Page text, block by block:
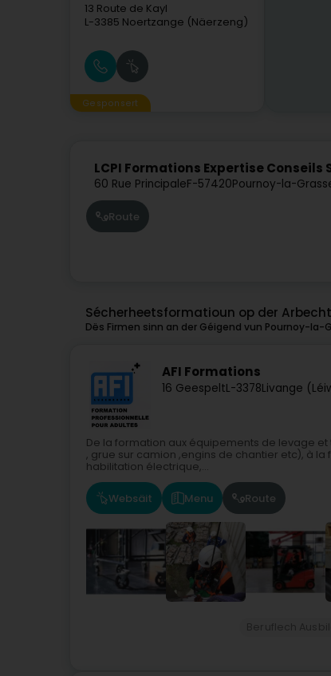
13 Route de Kayl
L-3385 Noertzange (Näerzeng)
Gesponsert
LCPI Formations Expertise Conseils
60 Rue PrincipaleF-57420Pournoy-la-
Route
Sécherheetsformatioun op der
Dës Firmen sinn an der Géigend vun Pournoy-
AFI Formations
16 GeespeltL-3378Livange
De la formation aux équipements de levage
, grue sur camion ,engins de chantier etc), à
habilitation électrique,...
Websäit Menu Route